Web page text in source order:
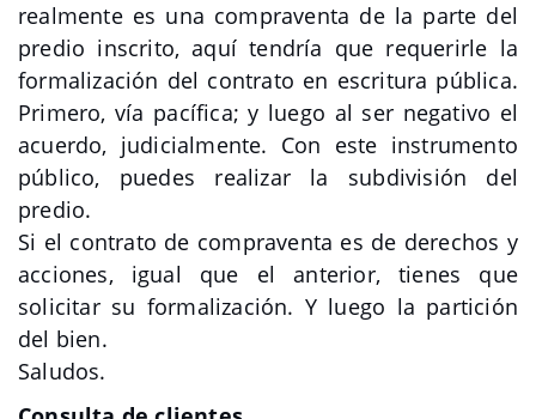
realmente es una compraventa de la parte del
predio inscrito, aquí tendría que requerirle la
formalización del contrato en escritura pública.
Primero, vía pacífica; y luego al ser negativo el
acuerdo, judicialmente. Con este instrumento
público, puedes realizar la subdivisión del
predio.
Si el contrato de compraventa es de derechos y
acciones, igual que el anterior, tienes que
solicitar su formalización. Y luego la partición
del bien.
Saludos.